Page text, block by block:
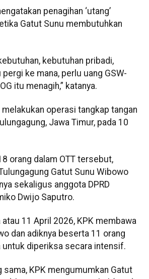
penagihan ‘utang’
Gatut Sunu membutuhkan
kebutuhan pribadi,
ke mana, perlu uang GSW-
itu menagih,” katanya.
melakukan operasi tangkap tangan
Jawa Timur, pada 10
orang dalam OTT tersebut,
Gatut Sunu Wibowo
sekaligus anggota DPRD
Dwijo Saputro.
11 April 2026, KPK membawa
dan adiknya beserta 11 orang
untuk diperiksa secara intensif.
sama, KPK mengumumkan Gatut